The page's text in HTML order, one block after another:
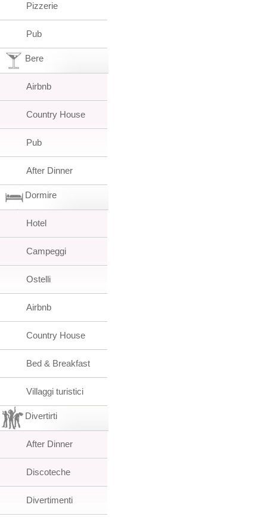
Pizzerie
Pub
Bere
Airbnb
Country House
Pub
After Dinner
Dormire
Hotel
Campeggi
Ostelli
Airbnb
Country House
Bed & Breakfast
Villaggi turistici
Divertirti
After Dinner
Discoteche
Divertimenti